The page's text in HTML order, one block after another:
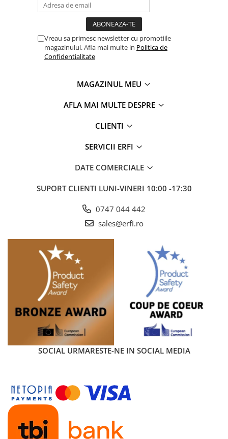
Vreau sa primesc newsletter cu promotiile
magazinului. Afla mai multe in Politica de
Confidentialitate
MAGAZINUL MEU
AFLA MAI MULTE DESPRE
CLIENTI
SERVICII ERFI
DATE COMERCIALE
SUPORT CLIENTI LUNI-VINERI 10:00 -17:30
0747 044 442
sales@erfi.ro
SOCIAL URMARESTE-NE IN SOCIAL MEDIA